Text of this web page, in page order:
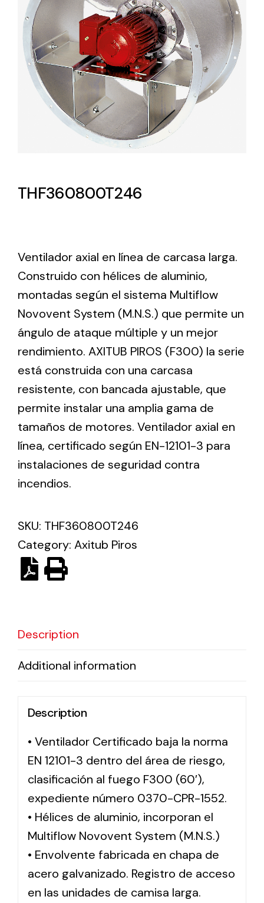
Lighting and Electrical
Equipment
Complete solutions in lighting and electrical
material for each project and need
Amplia gama de ventiladores y equipos de
Ventilation
The incorporation of Novovent into the group
meant a greater offer of ventilation products for
different uses
Iluminación Solar
Variedad de soluciones solares para todo tipo
de necesidades.
Solar lighting
THF360800T246
Ventilador axial en línea de carcasa larga.
Construido con hélices de aluminio,
montadas según el sistema Multiflow
Novovent System (M.N.S.) que permite un
ángulo de ataque múltiple y un mejor
rendimiento. AXITUB PIROS (F300) la serie
está construida con una carcasa
resistente, con bancada ajustable, que
permite instalar una amplia gama de
tamaños de motores. Ventilador axial en
línea, certificado según EN-12101-3 para
instalaciones de seguridad contra
incendios.
SKU: THF360800T246
Category: Axitub Piros
Description
Additional information
Description
• Ventilador Certificado baja la norma
EN 12101-3 dentro del área de riesgo,
clasificación al fuego F300 (60′),
expediente número 0370-CPR-1552.
• Hélices de aluminio, incorporan el
Multiflow Novovent System (M.N.S.)
• Envolvente fabricada en chapa de
acero galvanizado. Registro de acceso
en las unidades de camisa larga.